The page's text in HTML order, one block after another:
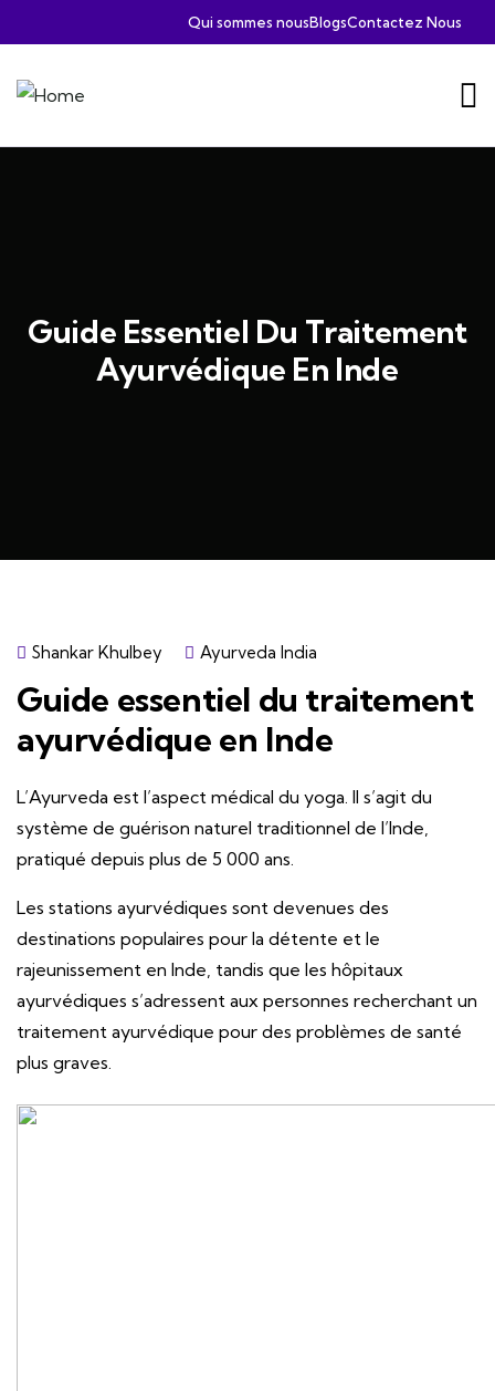
Qui sommes nousBlogsContactez Nous
Guide Essentiel Du Traitement
Ayurvédique En Inde
Shankar Khulbey Ayurveda India
Guide essentiel du traitement
ayurvédique en Inde
L’Ayurveda est l’aspect médical du yoga. Il s’agit du
système de guérison naturel traditionnel de l’Inde,
pratiqué depuis plus de 5 000 ans.
Les stations ayurvédiques sont devenues des
destinations populaires pour la détente et le
rajeunissement en Inde, tandis que les hôpitaux
ayurvédiques s’adressent aux personnes recherchant un
traitement ayurvédique pour des problèmes de santé
plus graves.